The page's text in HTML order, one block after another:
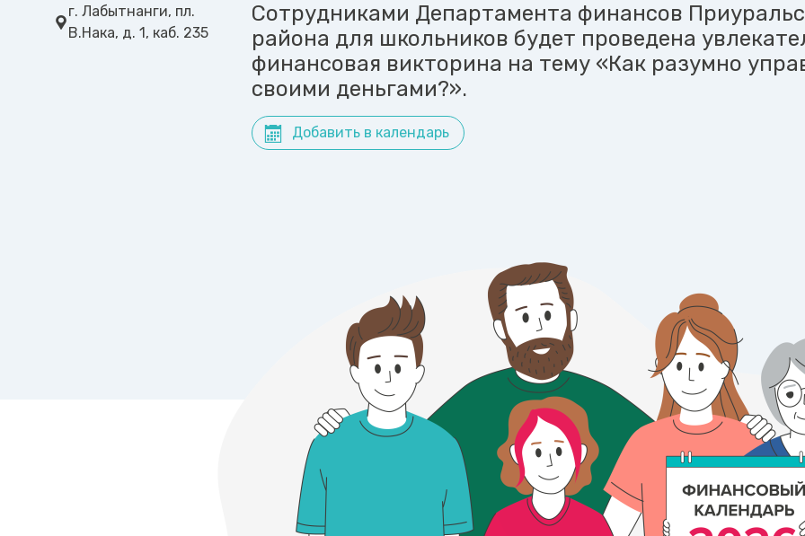
г. Лабытнанги, пл.
В.Нака, д. 1, каб. 235
Сотрудниками Департамента финансов
района для школьников будет проведена
финансовая викторина на тему «Как разумно
своими деньгами?».
Добавить в календарь